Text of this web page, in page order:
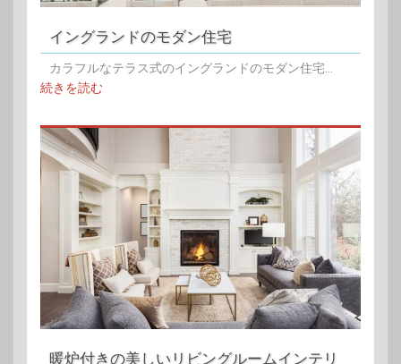
イングランドのモダン住宅
カラフルなテラス式のイングランドのモダン住宅...
続きを読む
暖炉付きの美しいリビングルームインテリ